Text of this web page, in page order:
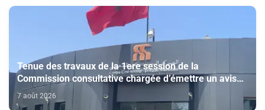
Tenue des travaux de la 1ere session de la
Commission consultative chargée d’émettre un avis
sur la délivrance de la carte du professionnel du
cinéma (CCM)
7 août 2026